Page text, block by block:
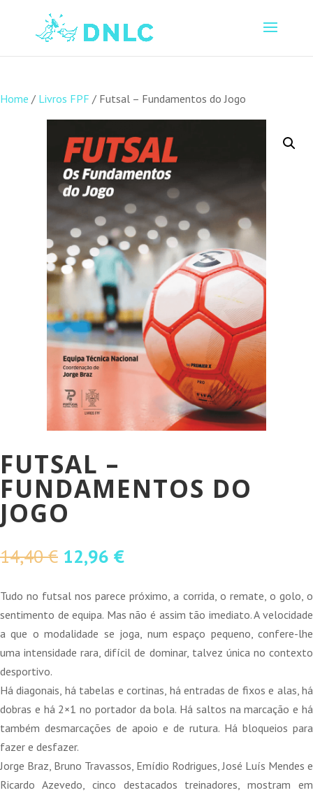
Home / Livros FPF / Futsal – Fundamentos do Jogo
FUTSAL –
FUNDAMENTOS DO
JOGO
14,40€ O
original
era:
14,40 €.
12,96 €O
atual
é:
12,96 €.
Tudo no futsal nos parece próximo, a corrida, o remate, o golo, o
sentimento de equipa. Mas não é assim tão imediato. A velocidade
a que o modalidade se joga, num espaço pequeno, confere-lhe
uma intensidade rara, difícil de dominar, talvez única no contexto
desportivo.
Há diagonais, há tabelas e cortinas, há entradas de fixos e alas, há
dobras e há 2×1 no portador da bola. Há saltos na marcação e há
também desmarcações de apoio e de rutura. Há bloqueios para
fazer e desfazer.
Jorge Braz, Bruno Travassos, Emídio Rodrigues, José Luís Mendes e
Ricardo Azevedo, cinco destacados treinadores, mostram em